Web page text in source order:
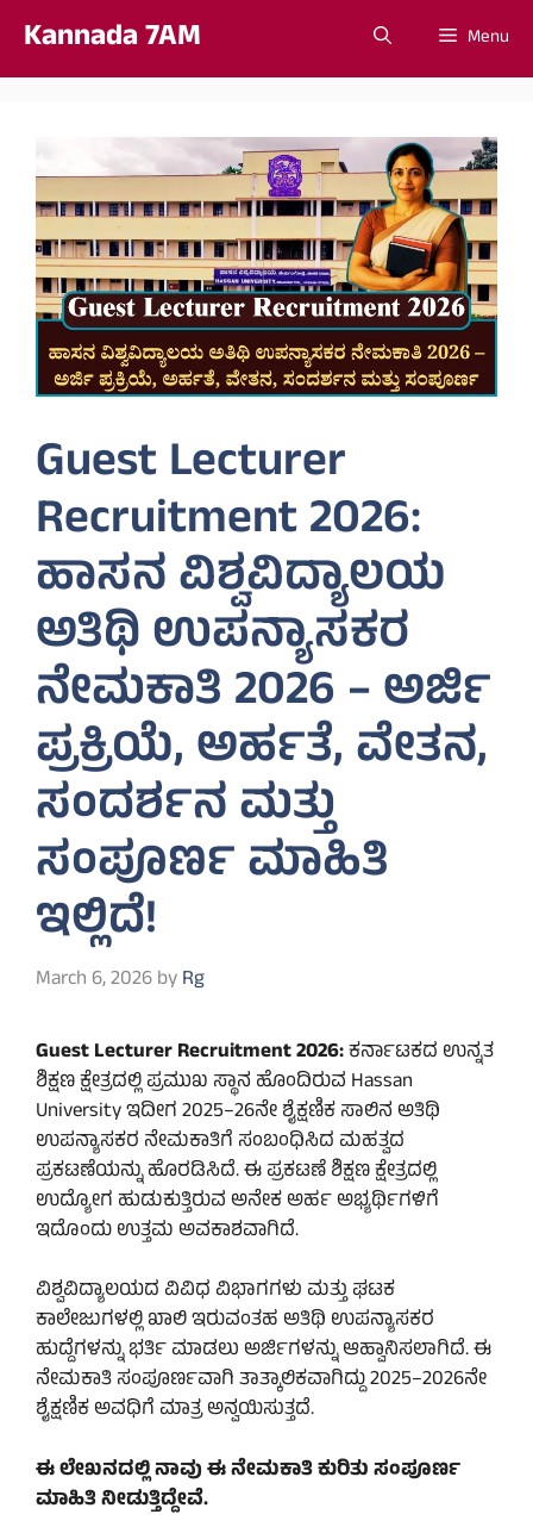
content
Kannada 7AM Menu
Guest Lecturer
Recruitment 2026:
ಹಾಸನ ವಿಶ್ವವಿದ್ಯಾಲಯ
ಅತಿಥಿ ಉಪನ್ಯಾಸಕರ
ನೇಮಕಾತಿ 2026 – ಅರ್ಜಿ
ಪ್ರಕ್ರಿಯೆ, ಅರ್ಹತೆ, ವೇತನ,
ಸಂದರ್ಶನ ಮತ್ತು
ಸಂಪೂರ್ಣ ಮಾಹಿತಿ
ಇಲ್ಲಿದೆ!
March 6, 2026byRg
Guest Lecturer Recruitment 2026:ಕರ್ನಾಟಕದ ಉನ್ನತ
ಶಿಕ್ಷಣ ಕ್ಷೇತ್ರದಲ್ಲಿ ಪ್ರಮುಖ ಸ್ಥಾನ ಹೊಂದಿರುವ Hassan
University ಇದೀಗ 2025–26ನೇ ಶೈಕ್ಷಣಿಕ ಸಾಲಿನ ಅತಿಥಿ
ಉಪನ್ಯಾಸಕರ ನೇಮಕಾತಿಗೆ ಸಂಬಂಧಿಸಿದ ಮಹತ್ವದ
ಪ್ರಕಟಣೆಯನ್ನು ಹೊರಡಿಸಿದೆ. ಈ ಪ್ರಕಟಣೆ ಶಿಕ್ಷಣ ಕ್ಷೇತ್ರದಲ್ಲಿ
ಉದ್ಯೋಗ ಹುಡುಕುತ್ತಿರುವ ಅನೇಕ ಅರ್ಹ ಅಭ್ಯರ್ಥಿಗಳಿಗೆ
ಇದೊಂದು ಉತ್ತಮ ಅವಕಾಶವಾಗಿದೆ.
ವಿಶ್ವವಿದ್ಯಾಲಯದ ವಿವಿಧ ವಿಭಾಗಗಳು ಮತ್ತು ಘಟಕ
ಕಾಲೇಜುಗಳಲ್ಲಿ ಖಾಲಿ ಇರುವಂತಹ ಅತಿಥಿ ಉಪನ್ಯಾಸಕರ
ಹುದ್ದೆಗಳನ್ನು ಭರ್ತಿ ಮಾಡಲು ಅರ್ಜಿಗಳನ್ನು ಆಹ್ವಾನಿಸಲಾಗಿದೆ. ಈ
ನೇಮಕಾತಿ ಸಂಪೂರ್ಣವಾಗಿ ತಾತ್ಕಾಲಿಕವಾಗಿದ್ದು 2025–2026ನೇ
ಶೈಕ್ಷಣಿಕ ಅವಧಿಗೆ ಮಾತ್ರ ಅನ್ವಯಿಸುತ್ತದೆ.
ಈ ಲೇಖನದಲ್ಲಿ ನಾವು ಈ ನೇಮಕಾತಿ ಕುರಿತು ಸಂಪೂರ್ಣ
ಮಾಹಿತಿ ನೀಡುತ್ತಿದ್ದೇವೆ.